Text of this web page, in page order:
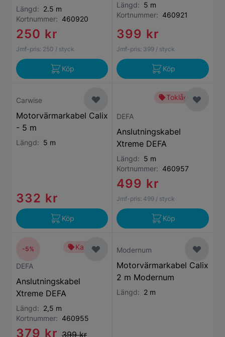
Längd: 2.5 m
Kortnummer: 460920
250 kr
Jmf-pris: 250 / styck
Köp
Längd: 5 m
Kortnummer: 460921
399 kr
Jmf-pris: 399 / styck
Köp
Carwise
Motorvärmarkabel Calix
- 5 m
Längd: 5 m
332 kr
Köp
Toklågt pris
DEFA
Anslutningskabel
Xtreme DEFA
Längd: 5 m
Kortnummer: 460957
499 kr
Jmf-pris: 499 / styck
Köp
Kampanj
DEFA
Anslutningskabel
Xtreme DEFA
Längd: 2,5 m
Kortnummer: 460955
379 kr 399 kr
-5% Modernum
Motorvärmarkabel Calix
2 m Modernum
Längd: 2 m